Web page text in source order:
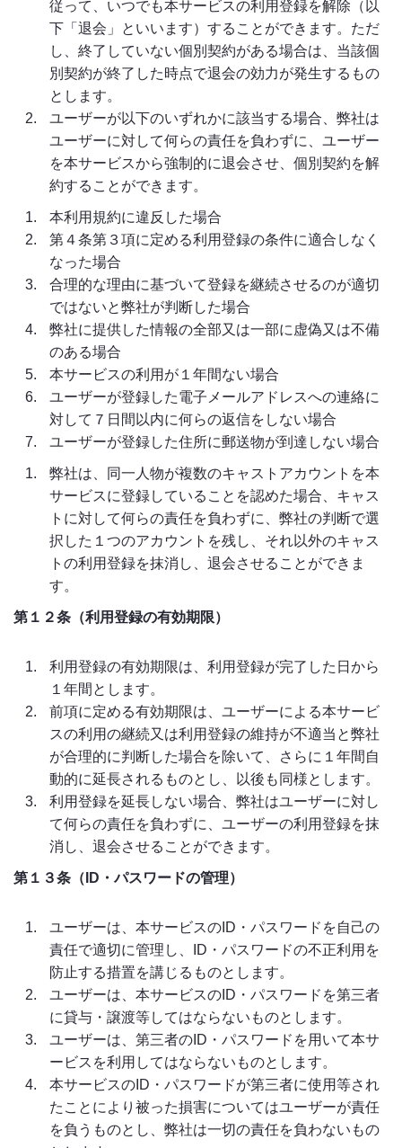
従って、いつでも本サービスの利用登録を解除（以
下「退会」といいます）することができます。ただ
し、終了していない個別契約がある場合は、当該個
別契約が終了した時点で退会の効力が発生するもの
とします。
ユーザーが以下のいずれかに該当する場合、弊社は
ユーザーに対して何らの責任を負わずに、ユーザー
を本サービスから強制的に退会させ、個別契約を解
約することができます。
本利用規約に違反した場合
第４条第３項に定める利用登録の条件に適合しなく
なった場合
合理的な理由に基づいて登録を継続させるのが適切
ではないと弊社が判断した場合
弊社に提供した情報の全部又は一部に虚偽又は不備
のある場合
本サービスの利用が１年間ない場合
ユーザーが登録した電子メールアドレスへの連絡に
対して７日間以内に何らの返信をしない場合
ユーザーが登録した住所に郵送物が到達しない場合
弊社は、同一人物が複数のキャストアカウントを本
サービスに登録していることを認めた場合、キャス
トに対して何らの責任を負わずに、弊社の判断で選
択した１つのアカウントを残し、それ以外のキャス
トの利用登録を抹消し、退会させることができま
す。
第１２条（利用登録の有効期限）
利用登録の有効期限は、利用登録が完了した日から
１年間とします。
前項に定める有効期限は、ユーザーによる本サービ
スの利用の継続又は利用登録の維持が不適当と弊社
が合理的に判断した場合を除いて、さらに１年間自
動的に延長されるものとし、以後も同様とします。
利用登録を延長しない場合、弊社はユーザーに対し
て何らの責任を負わずに、ユーザーの利用登録を抹
消し、退会させることができます。
第１３条（ID・パスワードの管理）
ユーザーは、本サービスのID・パスワードを自己の
責任で適切に管理し、ID・パスワードの不正利用を
防止する措置を講じるものとします。
ユーザーは、本サービスのID・パスワードを第三者
に貸与・譲渡等してはならないものとします。
ユーザーは、第三者のID・パスワードを用いて本サ
ービスを利用してはならないものとします。
本サービスのID・パスワードが第三者に使用等され
たことにより被った損害についてはユーザーが責任
を負うものとし、弊社は一切の責任を負わないもの